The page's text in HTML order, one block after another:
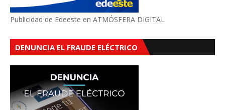
Publicidad de Edeeste en ATMÓSFERA DIGITAL
DENUNCIA EL FRAUDE ELÉCTRICO